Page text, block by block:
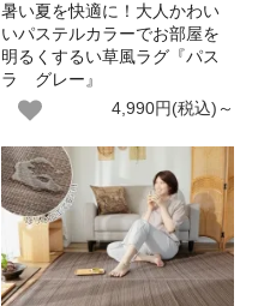
暑い夏を快適に！大人かわい
いパステルカラーでお部屋を
明るくするい草風ラグ『パス
ラ グレー』
4,990円(税込)～